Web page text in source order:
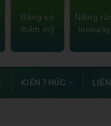
Răng sứ
thẩm mỹ
Niềng
KIẾN THỨC